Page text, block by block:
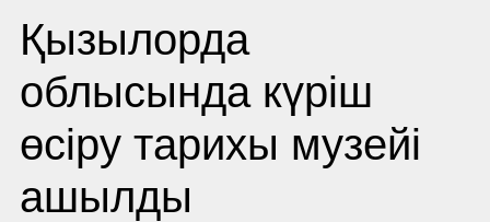
Қызылорда
облысында күріш
өсіру тарихы музейі
ашылды